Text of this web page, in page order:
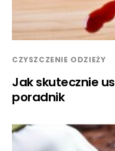
CZYSZCZENIE ODZIEŻY
Jak skutecznie
poradnik